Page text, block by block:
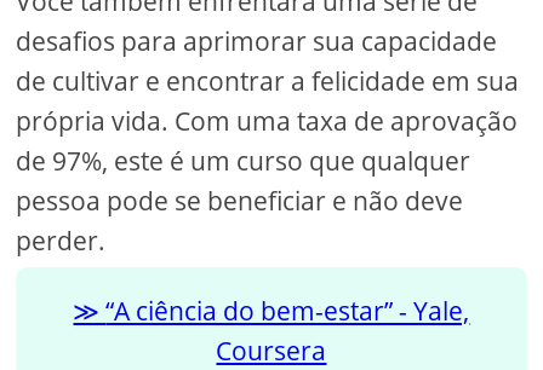
desafios para aprimorar sua capacidade
de cultivar e encontrar a felicidade em sua
própria vida. Com uma taxa de aprovação
de 97%, este é um curso que qualquer
pessoa pode se beneficiar e não deve
perder.
“A ciência do bem-estar” - Yale,
Coursera